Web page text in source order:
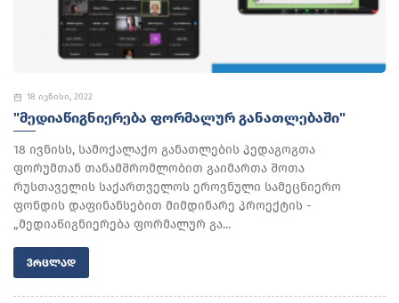
18 ივნისი, 2022
"ᲛᲔᲓᲘᲐᲬᲘᲒᲜᲘᲔᲠᲔᲑᲐ ᲤᲝᲠᲛᲐᲚᲣᲠ ᲒᲐᲜᲐᲗᲚᲔᲑᲐᲨᲘ"
18 ივნისს, სამოქალაქო განათლების პედაგოგთა
ფორუმთან თანამშრომლობით გაიმართა შოთა
რუსთაველის საქართველოს ეროვნული სამეცნიერო
ფონდის დაფინანსებით მიმდინარე პროექტის -
„მედიაწიგნიერება ფორმალურ გა...
ᲕᲠᲪᲚᲐᲓ